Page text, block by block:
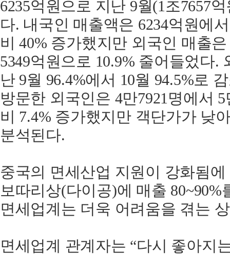
6235억원으로 지난 9월(1조7657
다. 내국인 매출액은 6234억원에
비 40% 증가했지만 외국인 매출
5349억원으로 10.9% 줄어들었다.
난 9월 96.4%에서 10월 94.5%로
방문한 외국인은 4만7921명에서
비 7.4% 증가했지만 객단가가 낮
분석된다.
중국의 면세산업 지원이 강화됨
보따리상(다이공)에 매출
면세업계는 더욱 어려움을 겪는
면세업계 관계자는 “다시 좋아지